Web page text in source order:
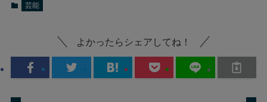
芸能
よかったらシェアしてね！